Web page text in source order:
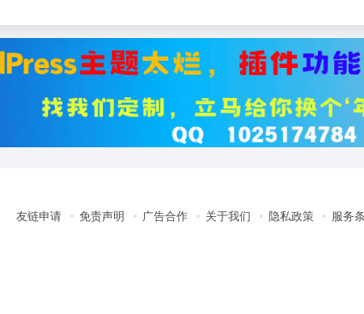
友链申请 免责声明 广告合作 关于我们 隐私政策 服务